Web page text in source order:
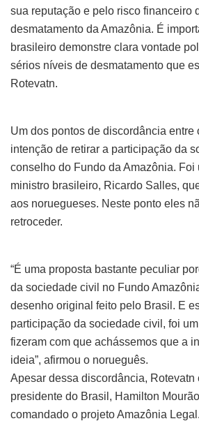
sua reputação e pelo risco financeiro
desmatamento da Amazônia. É
brasileiro demonstre clara vontade
sérios níveis de desmatamento que
Rotevatn.
Um dos pontos de discordância entre
intenção de retirar a participação da
conselho do Fundo da Amazônia. Foi
ministro brasileiro, Ricardo Salles,
aos noruegueses. Neste ponto eles
retroceder.
“É uma proposta bastante peculiar
da sociedade civil no Fundo
desenho original feito pelo Brasil. E
participação da sociedade civil, foi
fizeram com que achássemos que a
ideia”, afirmou o norueguês.
Apesar dessa discordância, Rotevatn
presidente do Brasil, Hamilton
comandado o projeto Amazônia Legal.